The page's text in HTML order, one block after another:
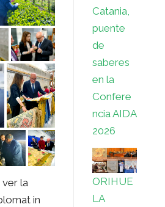
ver la
in
Catania,
puente
de
saberes
en la
Confere
ncia AIDA
2026
ORIHUE
LA